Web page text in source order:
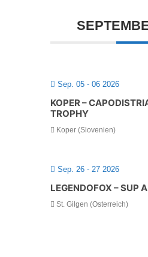
Sep. 05 - 06 2026
KOPER –
TROPHY
Koper (Slovenien)
Sep. 26 - 27 2026
LEGENDOFOX – SUP
St. Gilgen (Österreich)